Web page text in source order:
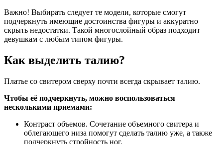
Важно! Выбирать следует те модели, которые смогут
подчеркнуть имеющие достоинства фигуры и аккуратно
скрыть недостатки. Такой многослойный образ подходит
девушкам с любым типом фигуры.
Как выделить талию?
Платье со свитером сверху почти всегда скрывает талию.
Чтобы её подчеркнуть, можно воспользоваться
несколькими приемами:
Контраст объемов. Сочетание объемного свитера и
облегающего низа помогут сделать талию уже, а также
подчеркнуть стройность ног.